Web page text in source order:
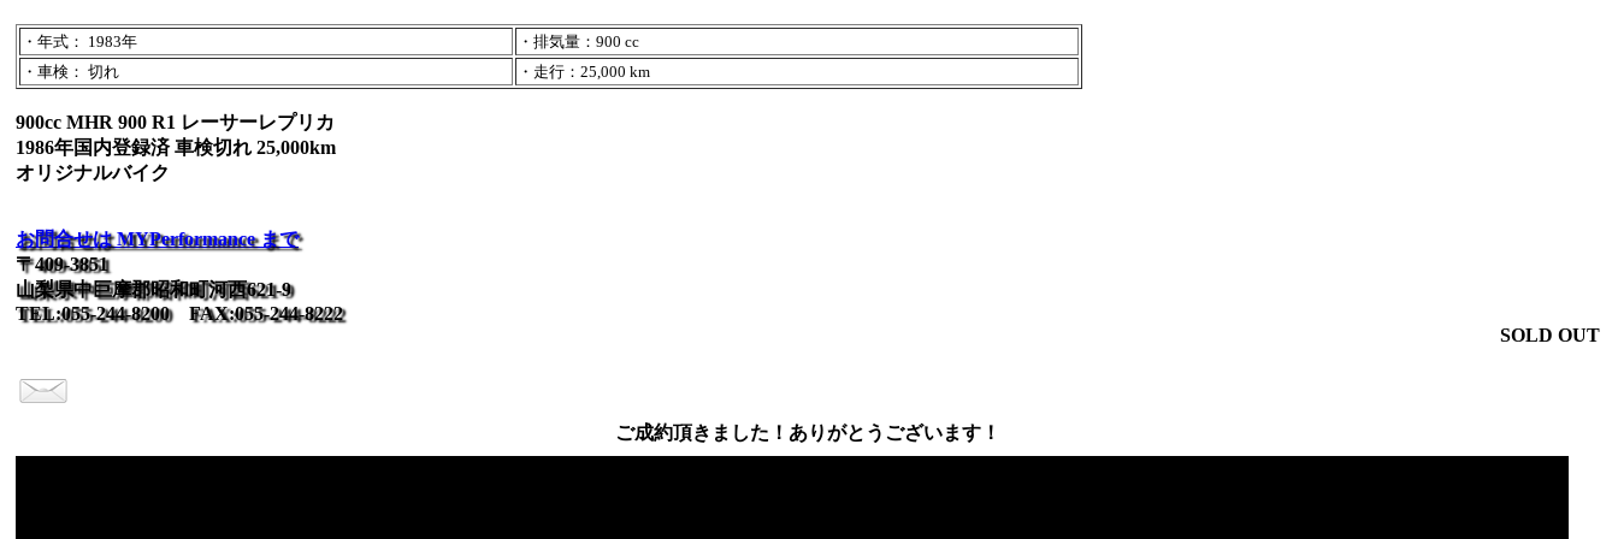
・年式： 1983年
・排気量：900 cc
・車検： 切れ
・走行：25,000 km
900cc MHR 900 R1 レーサーレプリカ
1986年国内登録済 車検切れ 25,000km
オリジナルバイク
お問合せは MYPerformance まで
〒409-3851
山梨県中巨摩郡昭和町河西621-9
TEL:055-244-8200 FAX:055-244-8222
SOLD OUT
ご成約頂きました！ありがとうございます！